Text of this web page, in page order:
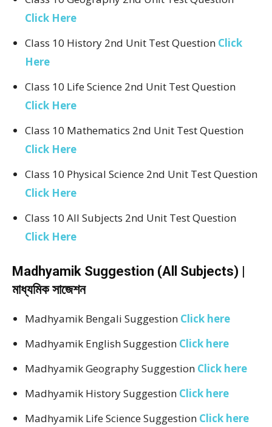
Click Here
Class 10 History 2nd Unit Test Question Click
Here
Class 10 Life Science 2nd Unit Test Question
Click Here
Class 10 Mathematics 2nd Unit Test Question
Click Here
Class 10 Physical Science 2nd Unit Test Question
Click Here
Class 10 All Subjects 2nd Unit Test Question
Click Here
Madhyamik Suggestion (All Subjects) |
মাধ্যমিক সাজেশন
Madhyamik Bengali Suggestion Click here
Madhyamik English Suggestion Click here
Madhyamik Geography Suggestion Click here
Madhyamik History Suggestion Click here
Madhyamik Life Science Suggestion Click here